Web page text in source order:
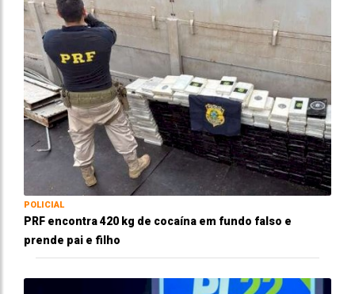
POLICIAL
PRF encontra 420 kg de cocaína em fundo falso e
prende pai e filho